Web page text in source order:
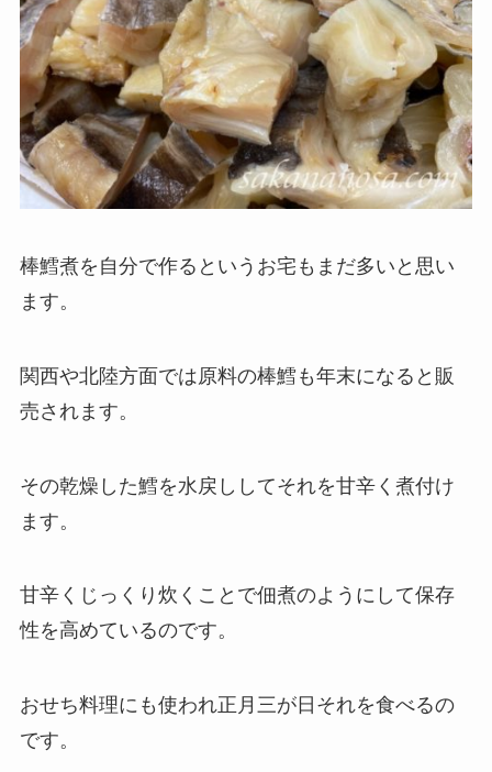
棒鱈煮を自分で作るというお宅もまだ多いと思い
ます。
関西や北陸方面では原料の棒鱈も年末になると販
売されます。
その乾燥した鱈を水戻ししてそれを甘辛く煮付け
ます。
甘辛くじっくり炊くことで佃煮のようにして保存
性を高めているのです。
おせち料理にも使われ正月三が日それを食べるの
です。